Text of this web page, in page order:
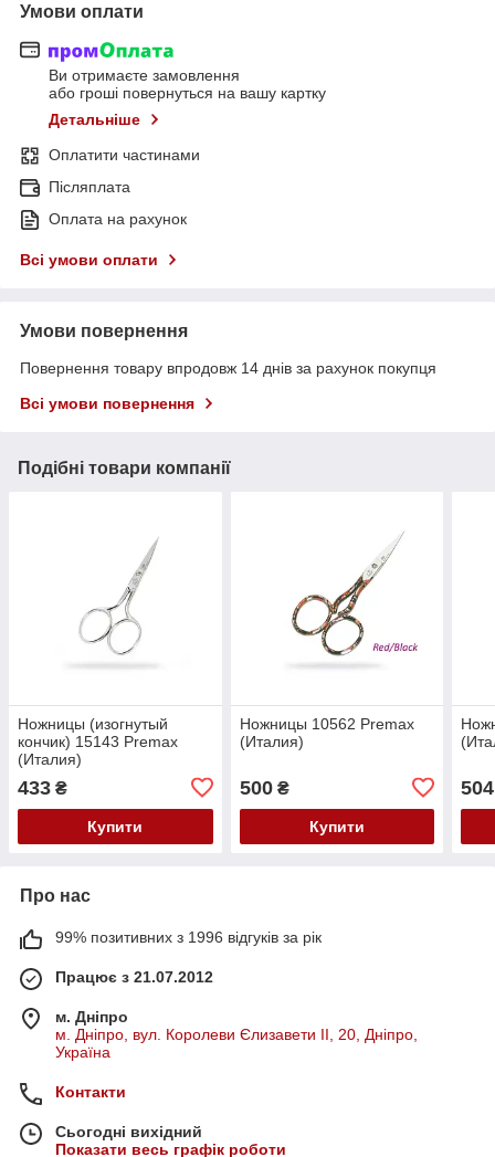
Умови оплати
Ви отримаєте замовлення
або гроші повернуться на вашу картку
Детальніше
Оплатити частинами
Післяплата
Оплата на рахунок
Всі умови оплати
Умови повернення
Повернення товару впродовж 14 днів за рахунок покупця
Всі умови повернення
Подібні товари компанії
Ножницы (изогнутый
кончик) 15143 Premax
(Италия)
433 ₴
Купити
Ножницы 10562 Premax
(Италия)
500₴
Купити
504
Про нас
99% позитивних з 1996 відгуків за рік
Працює з 21.07.2012
м. Дніпро
м. Дніпро, вул. Королеви Єлизавети ІІ, 20, Дніпро,
Україна
Контакти
Сьогодні вихідний
Показати весь графік роботи